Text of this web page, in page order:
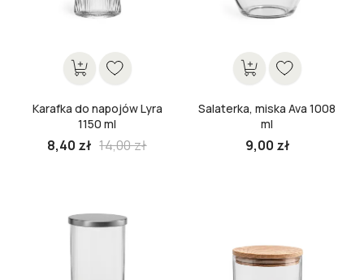
Karafka do napojów Lyra
1150 ml
8,40 zł 14,00 złCena
Salaterka, miska Ava 1008
ml
9,00 zł